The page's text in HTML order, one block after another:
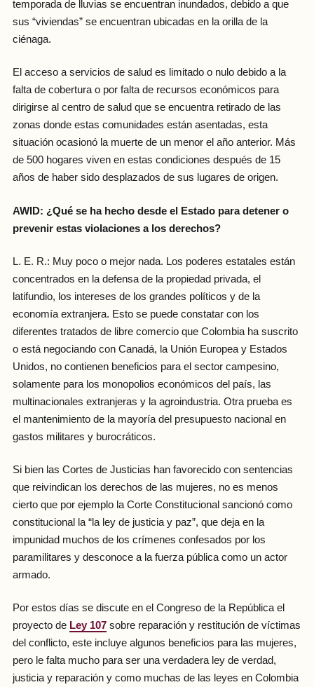
temporada de lluvias se encuentran inundados, debido a que
sus “viviendas” se encuentran ubicadas en la orilla de la
ciénaga.
El acceso a servicios de salud es limitado o nulo debido a la
falta de cobertura o por falta de recursos económicos para
dirigirse al centro de salud que se encuentra retirado de las
zonas donde estas comunidades están asentadas, esta
situación ocasionó la muerte de un menor el año anterior. Más
de 500 hogares viven en estas condiciones después de 15
años de haber sido desplazados de sus lugares de origen.
AWID: ¿Qué se ha hecho desde el Estado para detener o
prevenir estas violaciones a los derechos?
L. E. R.: Muy poco o mejor nada. Los poderes estatales están
concentrados en la defensa de la propiedad privada, el
latifundio, los intereses de los grandes políticos y de la
economía extranjera. Esto se puede constatar con los
diferentes tratados de libre comercio que Colombia ha suscrito
o está negociando con Canadá, la Unión Europea y Estados
Unidos, no contienen beneficios para el sector campesino,
solamente para los monopolios económicos del país, las
multinacionales extranjeras y la agroindustria. Otra prueba es
el mantenimiento de la mayoría del presupuesto nacional en
gastos militares y burocráticos.
Si bien las Cortes de Justicias han favorecido con sentencias
que reivindican los derechos de las mujeres, no es menos
cierto que por ejemplo la Corte Constitucional sancionó como
constitucional la “la ley de justicia y paz”, que deja en la
impunidad muchos de los crímenes confesados por los
paramilitares y desconoce a la fuerza pública como un actor
armado.
Por estos días se discute en el Congreso de la República el
proyecto de Ley 107sobre reparación y restitución de víctimas
del conflicto, este incluye algunos beneficios para las mujeres,
pero le falta mucho para ser una verdadera ley de verdad,
justicia y reparación y como muchas de las leyes en Colombia